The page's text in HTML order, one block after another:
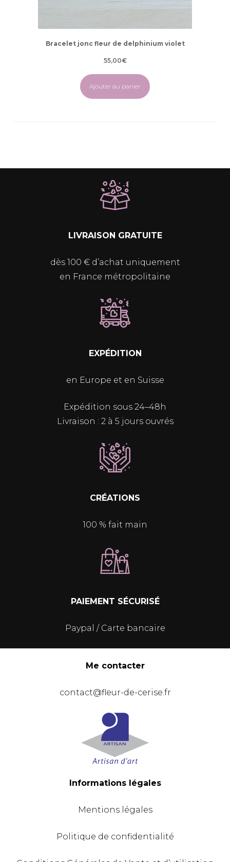
Bracelet jonc fleur de delphinium violet
55,00€
Ajouter au panier
LIVRAISON GRATUITE
dès 100 € d’achat uniquement
en France métropolitaine
EXPÉDITION
en Europe et en Suisse
Expédition sous 24–48h
Livraison : 2 à 5 jours ouvrés
CRÉATIONS
100 % fait main
PAIEMENT SÉCURISÉ
Paypal / Carte bancaire
Me contacter
contact@fleur-de-cerise.fr
Informations légales
Mentions légales
Politique de confidentialité